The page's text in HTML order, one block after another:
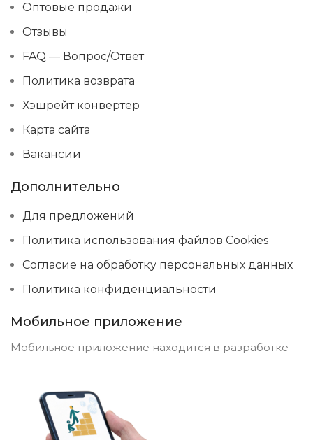
Оптовые продажи
Отзывы
FAQ — Вопрос/Ответ
Политика возврата
Хэшрейт конвертер
Карта сайта
Вакансии
Дополнительно
Для предложений
Политика использования файлов Cookies
Согласие на обработку персональных данных
Политика конфиденциальности
Мобильное приложение
Мобильное приложение находится в разработке